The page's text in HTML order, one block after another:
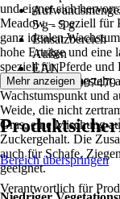
5 g - 5 g
Einsatzbereich
Außen
EAN
8719958997479
und eignet sich
Meadow – speziell für
ganz idealen
hohe Erträge und eine
speziell für Pferde
für Pferde und
Wachstumspunkt und
Weide, die nicht
Gras, eine Mischung
Zuckergehalt. Die
auch für Schafe,
geeignet.
Mehr anzeigen
Bereich überspringen
Verantwortlich für